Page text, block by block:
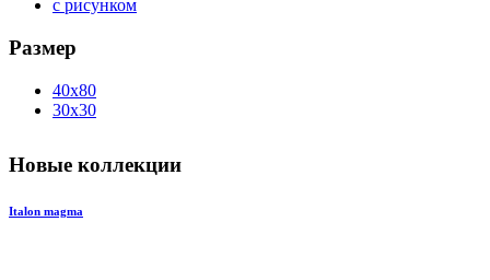
с рисунком
Размер
40x80
30x30
Новые коллекции
Italon magma